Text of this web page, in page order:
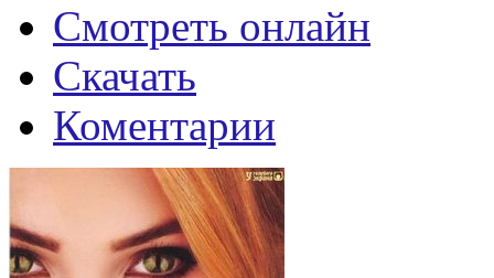
Смотреть онлайн
Скачать
Коментарии